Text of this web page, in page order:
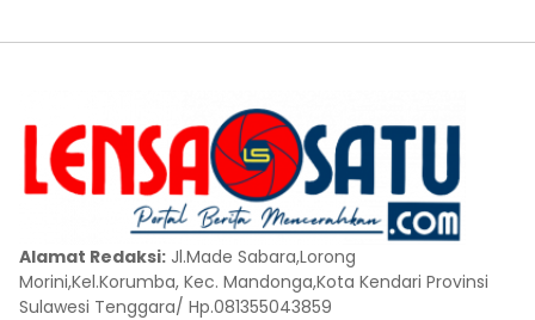
Alamat Redaksi: Jl.Made Sabara,Lorong
Morini,Kel.Korumba, Kec. Mandonga,Kota Kendari Provinsi
Sulawesi Tenggara/ Hp.081355043859